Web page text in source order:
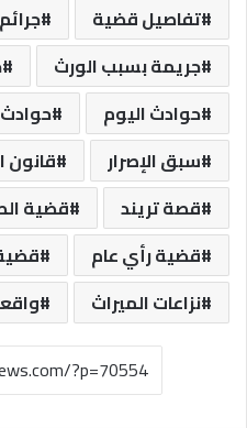
تفاصيل قضية
جريمة بسبب الورث
حوادث اليوم
سبق الإصرار
قانون
قصة تريند
قضية
قضية رأي عام
نزاعات الميراث